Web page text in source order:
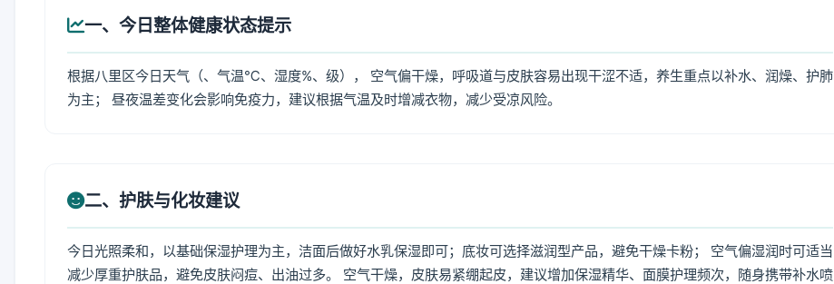
一、今日整体健康状态提示
根据八里区今日天气（、气温℃、湿度%、级）， 空气偏干燥，呼吸道与皮肤容易出现干涩不适，养生重点以补水、润燥、护肺
为主； 昼夜温差变化会影响免疫力，建议根据气温及时增减衣物，减少受凉风险。
二、护肤与化妆建议
今日光照柔和，以基础保湿护理为主，洁面后做好水乳保湿即可；底妆可选择滋润型产品，避免干燥卡粉； 空气偏湿润时可适当
减少厚重护肤品，避免皮肤闷痘、出油过多。 空气干燥，皮肤易紧绷起皮，建议增加保湿精华、面膜护理频次，随身携带补水喷